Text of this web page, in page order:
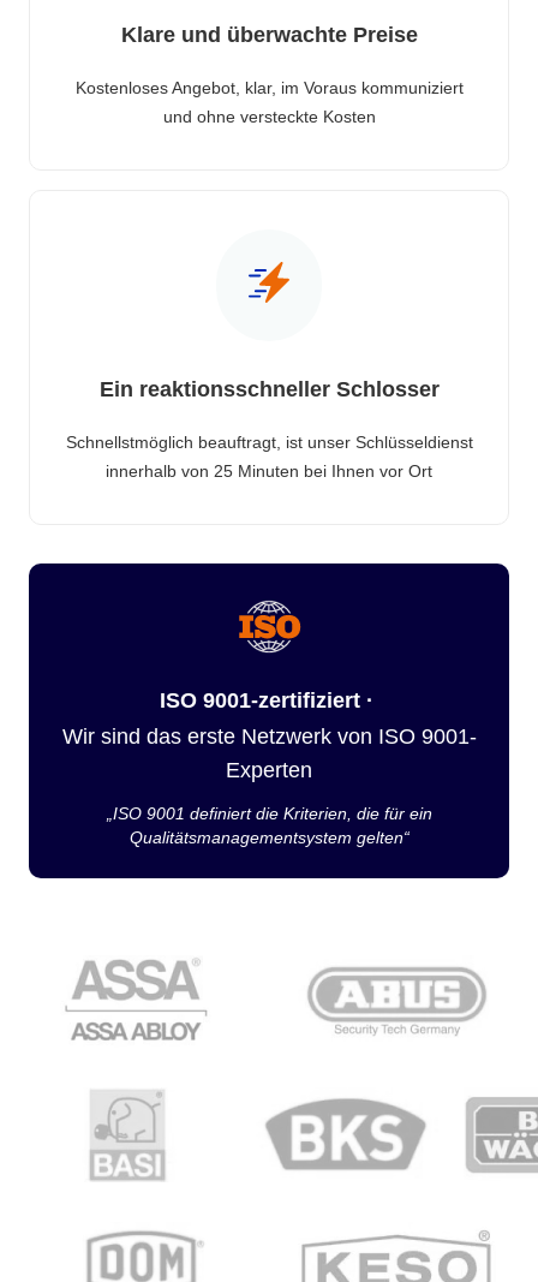
Klare und überwachte Preise
Kostenloses Angebot, klar, im Voraus kommuniziert
und ohne versteckte Kosten
Ein reaktionsschneller Schlosser
Schnellstmöglich beauftragt, ist unser Schlüsseldienst
innerhalb von 25 Minuten bei Ihnen vor Ort
ISO 9001-zertifiziert ·
Wir sind das erste Netzwerk von ISO 9001-
Experten
„ISO 9001 definiert die Kriterien, die für ein
Qualitätsmanagementsystem gelten“